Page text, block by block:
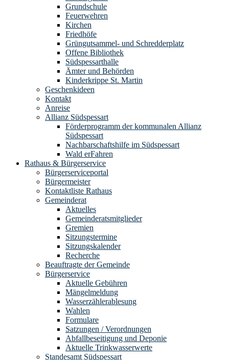
Grundschule
Feuerwehren
Kirchen
Friedhöfe
Grüngutsammel- und Schredderplatz
Offene Bibliothek
Südspessarthalle
Ämter und Behörden
Kinderkrippe St. Martin
Geschenkideen
Kontakt
Anreise
Allianz Südspessart
Förderprogramm der kommunalen Allianz
Südspessart
Nachbarschaftshilfe im Südspessart
Wald erFahren
Rathaus & Bürgerservice
Bürgerserviceportal
Bürgermeister
Kontaktliste Rathaus
Gemeinderat
Aktuelles
Gemeinderatsmitglieder
Gremien
Sitzungstermine
Sitzungskalender
Recherche
Beauftragte der Gemeinde
Bürgerservice
Aktuelle Gebühren
Mängelmeldung
Wasserzählerablesung
Wahlen
Formulare
Satzungen / Verordnungen
Abfallbeseitigung und Deponie
Aktuelle Trinkwasserwerte
Standesamt Südspessart